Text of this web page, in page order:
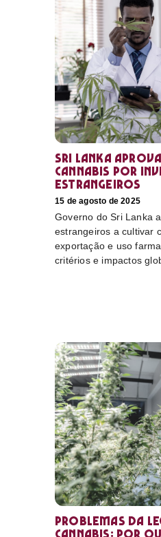
Sri Lanka
cannabis por
estrangeiros
15 de agosto de 2025
Governo do Sri Lanka
estrangeiros a cultivar
exportação e uso
critérios e impactos
Problemas da
cannabis: por